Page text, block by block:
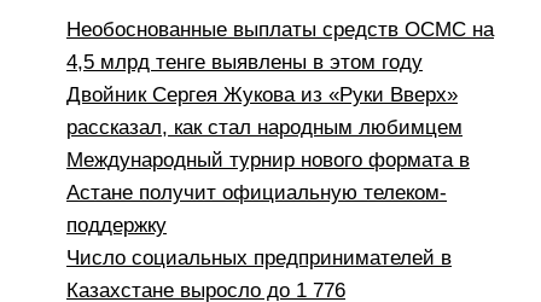
Необоснованные выплаты средств ОСМС на
4,5 млрд тенге выявлены в этом году
Двойник Сергея Жукова из «Руки Вверх»
рассказал, как стал народным любимцем
Международный турнир нового формата в
Астане получит официальную телеком-
поддержку
Число социальных предпринимателей в
Казахстане выросло до 1 776